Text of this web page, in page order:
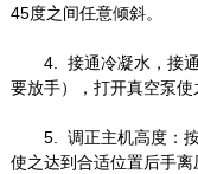
45度之间任意倾斜。
4. 接通冷凝水，接通
要放手），打开真空泵使
5. 调正主机高度：按
使之达到合适位置后手离